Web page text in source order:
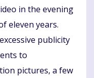
in the evening
eleven years.
publicity
to
pictures, a few